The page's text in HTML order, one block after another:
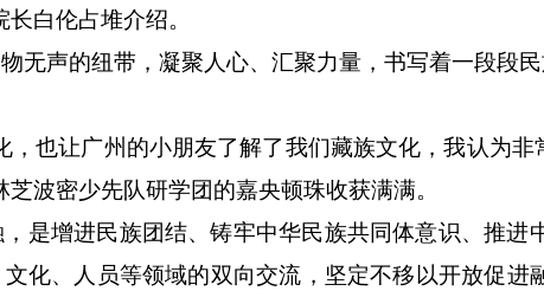
白伦占堆介绍。
无声的纽带，凝聚人心、汇聚力量，书写着一段段
，也让广州的小朋友了解了我们藏族文化，我认为
波密少先队研学团的嘉央顿珠收获满满。
是增进民族团结、铸牢中华民族共同体意识、推进
化、人员等领域的双向交流，坚定不移以开放促进